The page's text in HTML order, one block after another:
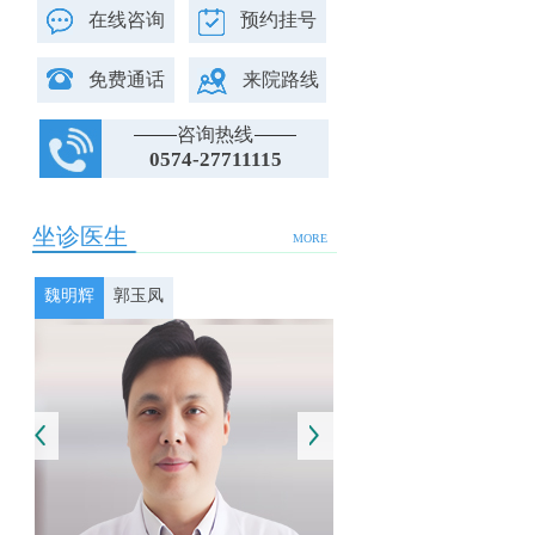
在线咨询 预约挂号
免费通话 来院路线
咨询热线
0574-27711115
MORE
坐诊医生
魏明辉 郭玉凤